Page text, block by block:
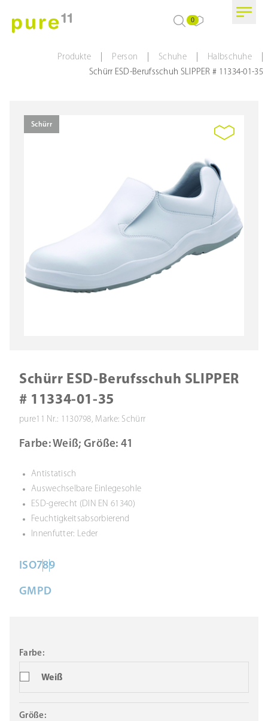
0
Produkte Person Schuhe Halbschuhe
Schürr ESD-Berufsschuh SLIPPER # 11334-01-35
Schürr
Schürr ESD-Berufsschuh SLIPPER
# 11334-01-35
pure11 Nr.: 1130798, Marke: Schürr
Farbe: Weiß; Größe: 41
Antistatisch
Auswechselbare Einlegesohle
ESD-gerecht (DIN EN 61340)
Feuchtigkeitsabsorbierend
Innenfutter: Leder
ISO789
GMPD
Weiß
Farbe:
Größe: